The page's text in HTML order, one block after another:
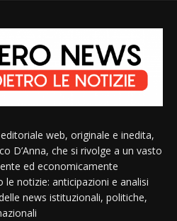
web, originale e inedita,
D’Anna, che si rivolge a un vasto
ed economicamente
notizie: anticipazioni e analisi
news istituzionali, politiche,